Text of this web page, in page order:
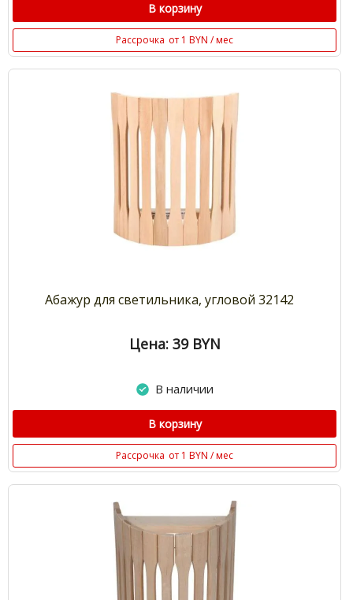
В корзину
Рассрочка от 1 BYN / мес
Абажур для светильника, угловой 32142
Цена: 39 BYN
В наличии
В корзину
Рассрочка от 1 BYN / мес